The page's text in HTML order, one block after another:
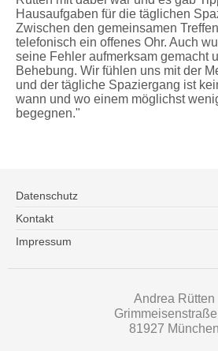
Hausaufgaben für die täglichen
Zwischen den gemeinsamen
telefonisch ein offenes Ohr. Auch
seine Fehler aufmerksam gemacht
Behebung. Wir fühlen uns mit der
und der tägliche Spaziergang ist
wann und wo einem möglichst
begegnen."
Datenschutz
Kontakt
Impressum
Andrea Rütten
81927 München